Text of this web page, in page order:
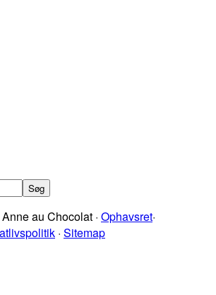
au Chocolat · Ophavsret·
· Sitemap